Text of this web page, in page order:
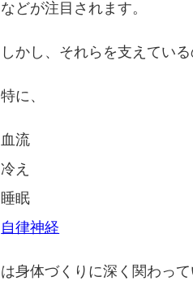
などが注目されます。
しかし、それらを支えてい
特に、
血流
冷え
睡眠
自律神経
は身体づくりに深く関わって